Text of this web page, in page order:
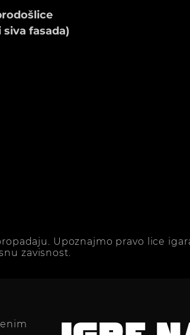
fasada)
Upoznajmo pravo lice
zavisnost.